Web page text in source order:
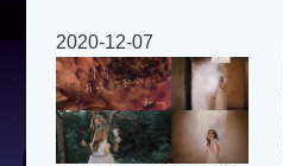
2020-12-07